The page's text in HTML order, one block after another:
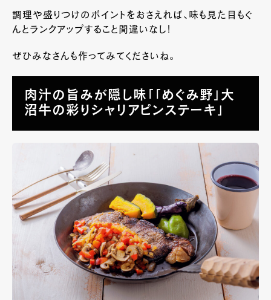
調理や盛りつけのポイントをおさえれば、味も見た目もぐ
んとランクアップすること間違いなし！
ぜひみなさんも作ってみてくださいね。
肉汁の旨みが隠し味「「めぐみ野」大
沼牛の彩りシャリアピンステーキ」